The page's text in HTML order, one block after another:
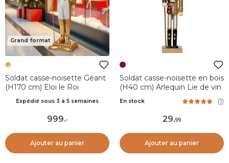
Grand format
Soldat casse-noisette Géant
(H170 cm) Eloi le Roi
Expédié sous 3 à 5 semaines
999.-
Ajouter au panier
Soldat casse-noisette en bois
(H40 cm) Arlequin Lie de vin
En stock (1)
29.99
Ajouter au panier